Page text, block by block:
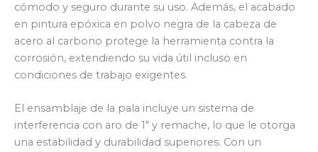
cómodo y seguro durante su uso. Además, el acabado
en pintura epóxica en polvo negra de la cabeza de
acero al carbono protege la herramienta contra la
corrosión, extendiendo su vida útil incluso en
condiciones de trabajo exigentes.
El ensamblaje de la pala incluye un sistema de
interferencia con aro de 1″ y remache, lo que le otorga
una estabilidad y durabilidad superiores. Con un